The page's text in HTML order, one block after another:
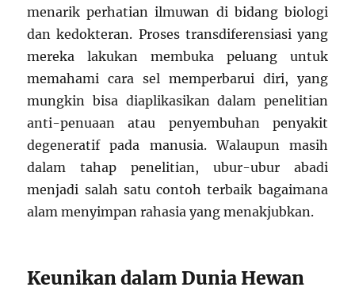
menarik perhatian ilmuwan di bidang biologi
dan kedokteran. Proses transdiferensiasi yang
mereka lakukan membuka peluang untuk
memahami cara sel memperbarui diri, yang
mungkin bisa diaplikasikan dalam penelitian
anti-penuaan atau penyembuhan penyakit
degeneratif pada manusia. Walaupun masih
dalam tahap penelitian, ubur-ubur abadi
menjadi salah satu contoh terbaik bagaimana
alam menyimpan rahasia yang menakjubkan.
Keunikan dalam Dunia Hewan